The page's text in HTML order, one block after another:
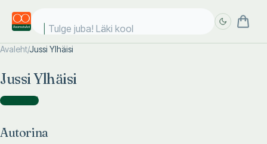
Tulge juba! Läki kooli
Avaleht/Jussi Ylhäisi
Jussi Ylhäisi
Autorina )
Autorina